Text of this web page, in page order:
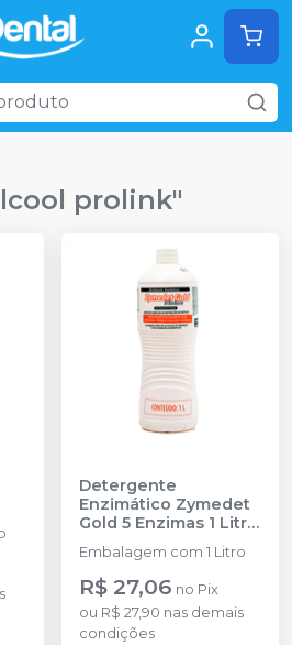
prolink"
Detergente
Enzimático Zymedet
Gold 5 Enzimas 1 Litro
PROLINK
Embalagem com 1 Litro
R$ 27,06 no Pix
ou R$ 27,90 nas demais
condições